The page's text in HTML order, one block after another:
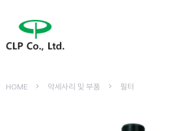
HOME 악세사리 및 부품 필터